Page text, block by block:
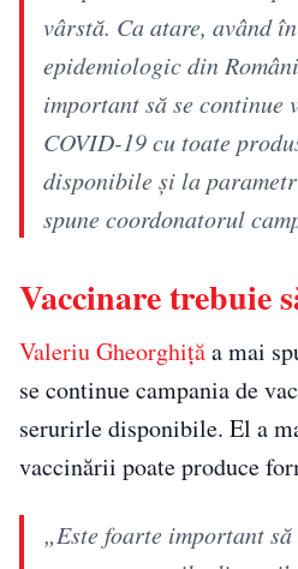
vârstă. Ca atare, având
epidemiologic din
important să se continue
COVID-19 cu toate
disponibile și la
spune coordonatorul
Vaccinare trebuie
Valeriu Gheorghițăa mai
se continue campania de
serurirle disponibile. El a
vaccinării poate produce
„Este foarte important